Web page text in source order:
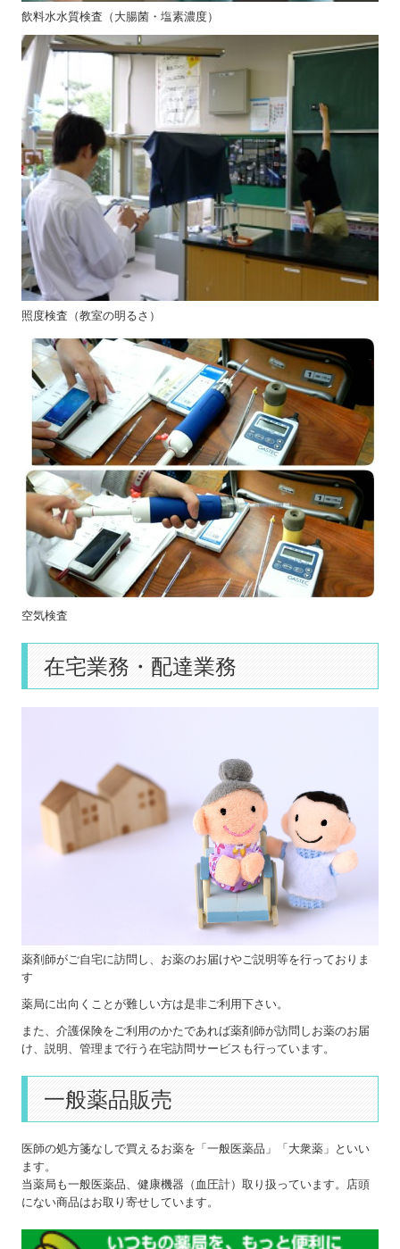
飲料水水質検査（大腸菌・塩素濃度）
照度検査（教室の明るさ）
空気検査
在宅業務・配達業務
薬剤師がご自宅に訪問し、お薬のお届けやご説明等を行っておりま
す
薬局に出向くことが難しい方は是非ご利用下さい。
また、介護保険をご利用のかたであれば薬剤師が訪問しお薬のお届
け、説明、管理まで行う在宅訪問サービスも行っています。
一般薬品販売
医師の処方箋なしで買えるお薬を「一般医薬品」「大衆薬」といい
ます。
当薬局も一般医薬品、健康機器（血圧計）取り扱っています。店頭
にない商品はお取り寄せしています。